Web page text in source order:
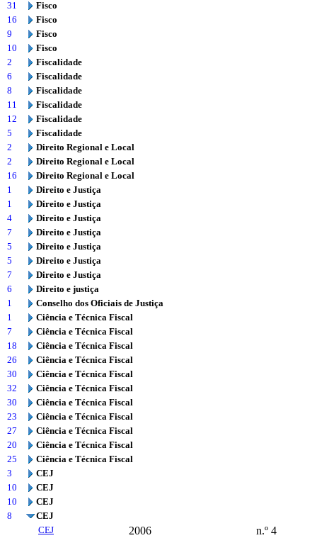
31
Fisco
16
Fisco
9
Fisco
10
Fisco
2
Fiscalidade
6
Fiscalidade
8
Fiscalidade
11
Fiscalidade
12
Fiscalidade
5
Fiscalidade
2
Direito Regional e Local
2
Direito Regional e Local
16
Direito Regional e Local
1
Direito e Justiça
1
Direito e Justiça
4
Direito e Justiça
7
Direito e Justiça
5
Direito e Justiça
5
Direito e Justiça
7
Direito e Justiça
6
Direito e justiça
1
Conselho dos Oficiais de Justiça
1
Ciência e Técnica Fiscal
7
Ciência e Técnica Fiscal
18
Ciência e Técnica Fiscal
26
Ciência e Técnica Fiscal
30
Ciência e Técnica Fiscal
32
Ciência e Técnica Fiscal
30
Ciência e Técnica Fiscal
23
Ciência e Técnica Fiscal
27
Ciência e Técnica Fiscal
20
Ciência e Técnica Fiscal
25
Ciência e Técnica Fiscal
3
CEJ
10
CEJ
10
CEJ
8
CEJ
CEJ
2006 n.º 4